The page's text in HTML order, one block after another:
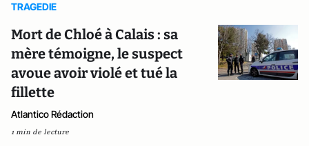
TRAGEDIE
Mort de Chloé à Calais : sa
mère témoigne, le suspect
avoue avoir violé et tué la
fillette
Atlantico Rédaction
1 min de lecture